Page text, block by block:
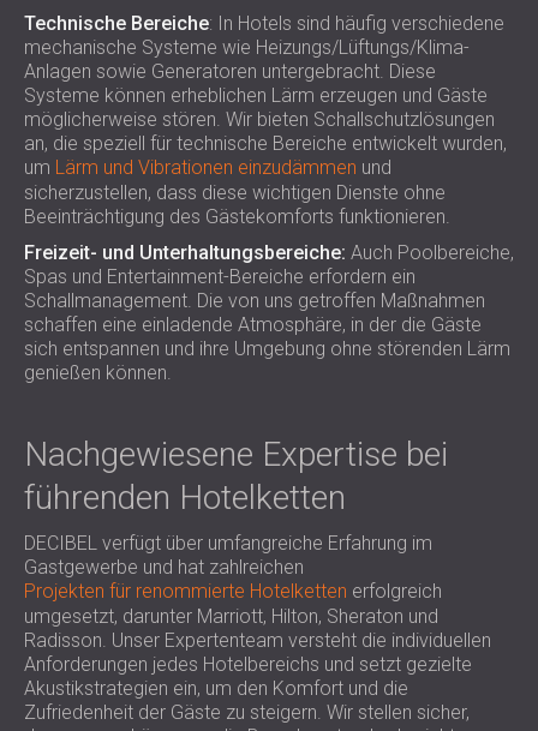
Technische Bereiche: In Hotels sind häufig verschiedene
mechanische Systeme wie Heizungs/Lüftungs/Klima-
Anlagen sowie Generatoren untergebracht. Diese
Systeme können erheblichen Lärm erzeugen und Gäste
möglicherweise stören. Wir bieten Schallschutzlösungen
an, die speziell für technische Bereiche entwickelt wurden,
um Lärm und Vibrationen einzudämmen und
sicherzustellen, dass diese wichtigen Dienste ohne
Beeinträchtigung des Gästekomforts funktionieren.
Freizeit- und Unterhaltungsbereiche: Auch Poolbereiche,
Spas und Entertainment-Bereiche erfordern ein
Schallmanagement. Die von uns getroffen Maßnahmen
schaffen eine einladende Atmosphäre, in der die Gäste
sich entspannen und ihre Umgebung ohne störenden Lärm
genießen können.
Nachgewiesene Expertise bei
führenden Hotelketten
DECIBEL verfügt über umfangreiche Erfahrung im
Gastgewerbe und hat zahlreichen
Projekten für renommierte Hotelketten erfolgreich
umgesetzt, darunter Marriott, Hilton, Sheraton und
Radisson. Unser Expertenteam versteht die individuellen
Anforderungen jedes Hotelbereichs und setzt gezielte
Akustikstrategien ein, um den Komfort und die
Zufriedenheit der Gäste zu steigern. Wir stellen sicher,